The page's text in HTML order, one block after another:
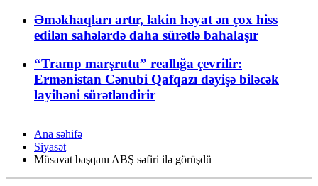
Əməkhaqları artır, lakin həyat ən çox hiss
edilən sahələrdə daha sürətlə bahalaşır
“Tramp marşrutu” reallığa çevrilir:
Ermənistan Cənubi Qafqazı dəyişə biləcək
layihəni sürətləndirir
Ana səhifə
Siyasət
Müsavat başqanı ABŞ səfiri ilə görüşdü